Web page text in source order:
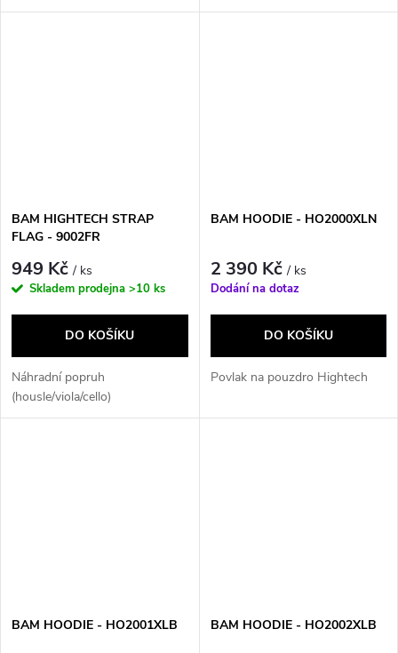
BAM HIGHTECH STRAP
FLAG - 9002FR
949 Kč/ ks
Skladem prodejna >10 ks
DO KOŠÍKU
Náhradní popruh
(housle/viola/cello)
BAM HOODIE - HO2000XLN
2 390 Kč/ ks
Dodání na dotaz
DO KOŠÍKU
Povlak na pouzdro Hightech
BAM HOODIE - HO2001XLB BAM HOODIE - HO2002XLB